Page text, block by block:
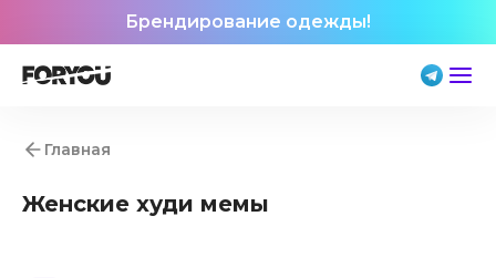
Брендирование одежды!
Главная
Женские худи мемы